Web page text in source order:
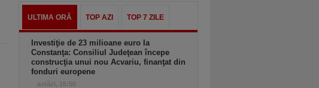
ULTIMA ORĂ TOP AZI TOP 7 ZILE
Investiţie de 23 milioane euro la
Constanţa: Consiliul Judeţean începe
construcţia unui nou Acvariu, finanţat din
fonduri europene
astăzi, 16:50